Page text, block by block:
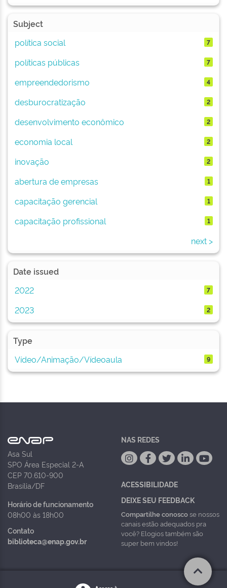
Subject
política social
7
políticas públicas 7
empreendedorismo 4
desburocratização 2
desenvolvimento econômico 2
economia local 2
inovação 2
abertura de empresas 1
capacitação gerencial 1
capacitação profissional 1
next >
Date issued
2022
7
2023 2
Type
Vídeo/Animação/Vídeoaula
9
Asa Sul
SPO Área Especial 2-A
CEP 70.610-900
Brasília/DF
Horário de funcionamento
08h00 às 18h00
Contato
biblioteca@enap.gov.br
NAS REDES
ACESSIBILIDADE
DEIXE SEU FEEDBACK
Compartilhe conoscose nossos
canais estão adequados pra
você? Elogios também são
super bem vindos!